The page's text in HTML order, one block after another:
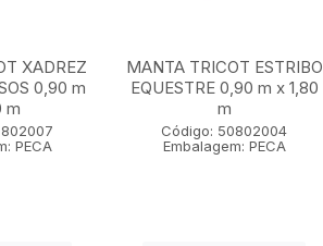
XADREZ
0,90 m
m
PECA
MANTA TRICOT ESTRIBO
EQUESTRE 0,90 m x 1,80
m
Código: 50802004
Embalagem: PECA